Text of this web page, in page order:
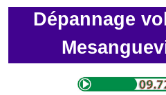
Dépannage